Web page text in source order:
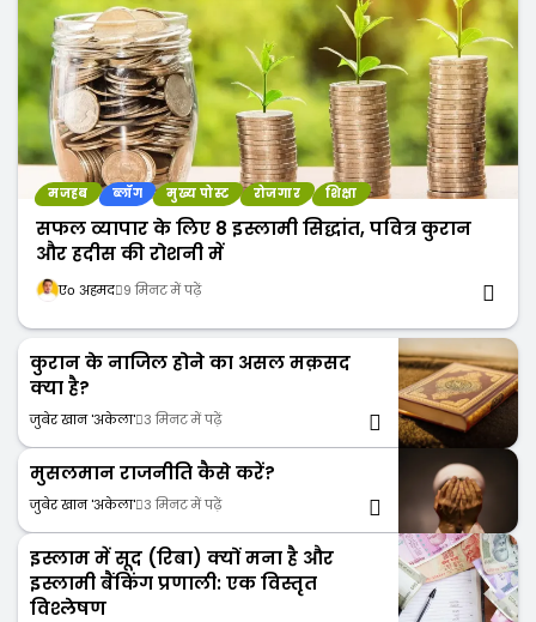
मजहब ब्लॉग मुख्य पोस्ट रोजगार शिक्षा
सफल व्यापार के लिए 8 इस्लामी सिद्धांत, पवित्र कुरान
और हदीस की रोशनी में
एо अहमद 9 मिनट में पढ़ें
कुरान के नाजिल होने का असल मक़सद
क्या है?
जुबेर खान 'अकेला' 3 मिनट में पढ़ें
मुसलमान राजनीति कैसे करें?
जुबेर खान 'अकेला' 3 मिनट में पढ़ें
इस्लाम में सूद (रिबा) क्यों मना है और
इस्लामी बैंकिंग प्रणाली: एक विस्तृत
विश्लेषण